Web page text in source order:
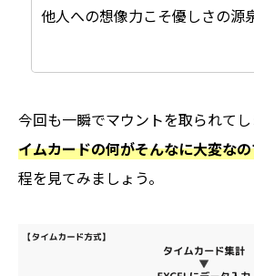
他人への想像力こそ優しさの源
今回も一瞬でマウントを取られてし
イムカードの何がそんなに大変な
程を見てみましょう。